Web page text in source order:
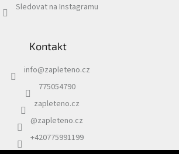
Sledovat na Instagramu
Kontakt
info@zapleteno.cz
775054790
zapleteno.cz
@zapleteno.cz
+420775991199